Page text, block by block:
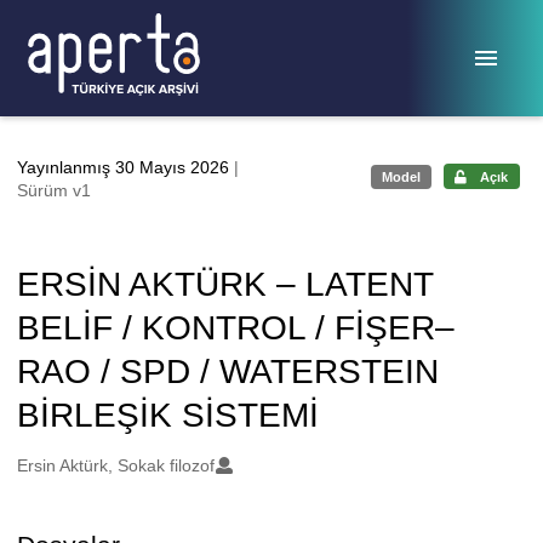
Yayınlanmış 30 Mayıs 2026 |
Sürüm v1
Model Açık
ERSİN AKTÜRK – LATENT
BELİF / KONTROL / FİŞER–
RAO / SPD / WATERSTEIN
BİRLEŞİK SİSTEMİ
Oluşturanlar
Ersin Aktürk, Sokak filozof